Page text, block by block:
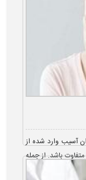
بسته به میزان آسیب وارد شده از
باشد. از جمله
2 ...